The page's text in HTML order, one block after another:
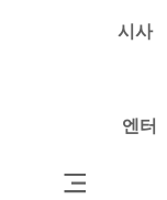
시사
엔터